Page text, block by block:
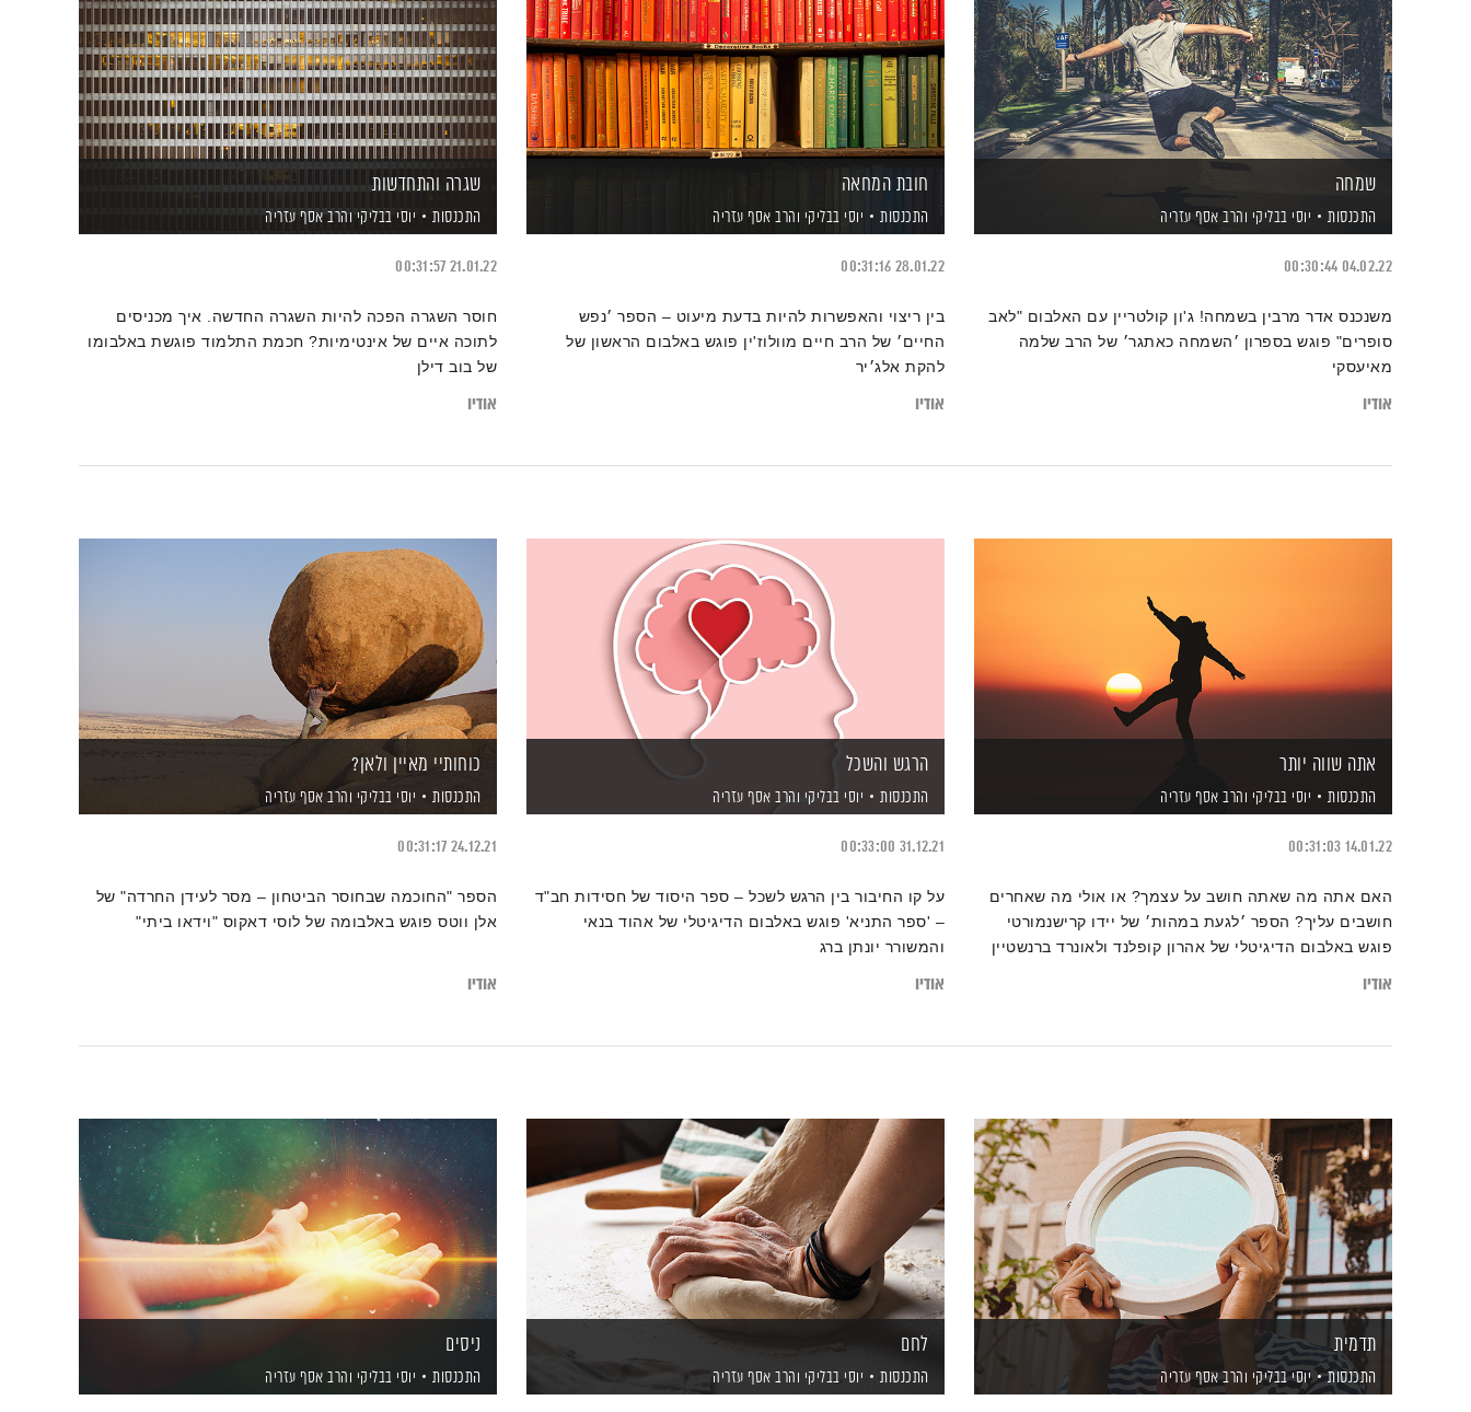
שמחה
התכנסות יוסי בבליקי והרב אסף עזריה
04.02.22
00:30:44
משנכנס אדר מרבין בשמחה! ג'ון קולטריין עם האלבום "לאב
סופרים" פוגש בספרון ׳השמחה כאתגר׳ של הרב שלמה
מאיעסקי
אודיו
חובת המחאה
התכנסות יוסי בבליקי והרב אסף עזריה
28.01.22
00:31:16
בין ריצוי והאפשרות להיות בדעת מיעוט – הספר ׳נפש
החיים׳ של הרב חיים מוולוז'ין פוגש באלבום הראשון של
להקת אלג׳יר
אודיו
שגרה והתחדשות
התכנסות יוסי בבליקי והרב אסף עזריה
21.01.22
00:31:57
חוסר השגרה הפכה להיות השגרה החדשה. איך מכניסים
לתוכה איים של אינטימיות? חכמת התלמוד פוגשת באלבומו
של בוב דילן
אודיו
אתה שווה יותר
התכנסות יוסי בבליקי והרב אסף עזריה
14.01.22
00:31:03
האם אתה מה שאתה חושב על עצמך? או אולי מה שאחרים
חושבים עליך? הספר ׳לגעת במהות׳ של יידו קרישנמורטי
פוגש באלבום הדיגיטלי של אהרון קופלנד ולאונרד ברנשטיין
אודיו
הרגש והשכל
התכנסות יוסי בבליקי והרב אסף עזריה
31.12.21
00:33:00
על קו החיבור בין הרגש לשכל – ספר היסוד של חסידות חב"ד
– 'ספר התניא' פוגש באלבום הדיגיטלי של אהוד בנאי
והמשורר יונתן ברג
אודיו
כוחותיי מאיין ולאן?
התכנסות יוסי בבליקי והרב אסף עזריה
24.12.21
00:31:17
הספר "החוכמה שבחוסר הביטחון – מסר לעידן החרדה" של
אלן ווטס פוגש באלבומה של לוסי דאקוס "וידאו ביתי"
אודיו
תדמית
התכנסות יוסי בבליקי והרב אסף עזריה
לחם
התכנסות יוסי בבליקי והרב אסף עזריה
ניסים
התכנסות יוסי בבליקי והרב אסף עזריה